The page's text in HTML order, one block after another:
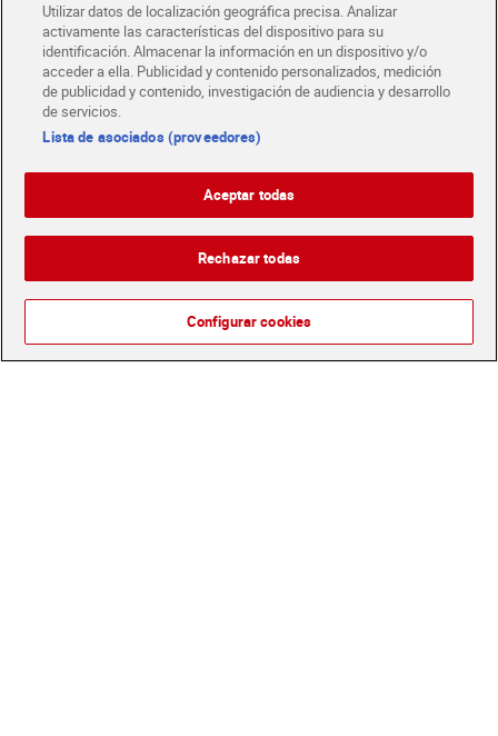
extra crujientes Dia Snack
Sin gluten
Pringles original mini 40 g
1,00 €
Utilizar datos de localización geográfica precisa. Analizar
activamente las características del dispositivo para su
identificación. Almacenar la información en un dispositivo y/o
acceder a ella. Publicidad y contenido personalizados, medición
de publicidad y contenido, investigación de audiencia y desarrollo
de servicios.
Lista de asociados (proveedores)
Aceptar todas
Rechazar todas
Configurar cookies